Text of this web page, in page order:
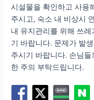
시설물을 확인하고 사용
주시고, 숙소 내 비상시
내 유지관리를 위해 쓰
기 바랍니다. 문제가 발
주시기 바랍니다. 손님
한 주의 부탁드립니다.